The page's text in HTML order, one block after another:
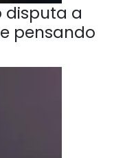
disputa a
pensando